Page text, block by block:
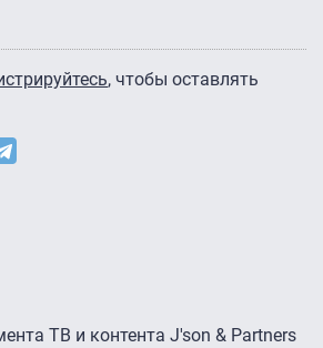
, чтобы оставлять
ТВ и контента J'son & Partners